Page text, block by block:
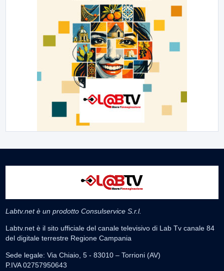
Labtv.net è un prodotto Consulservice S.r.l.
Labtv.net è il sito ufficiale del canale televisivo di Lab Tv canale 84
del digitale terrestre Regione Campania
Sede legale: Via Chiaio, 5 - 83010 – Torrioni (AV)
P.IVA 02757950643